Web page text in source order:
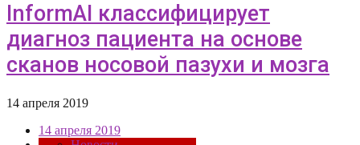
InformAI классифицирует
диагноз пациента на основе
сканов носовой пазухи и мозга
14 апреля 2019
14 апреля 2019